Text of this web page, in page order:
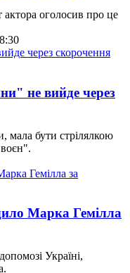
оголосив про це
не вийде через
мала бути стрілялкою
воєн".
Марка Гемілла
Україні,